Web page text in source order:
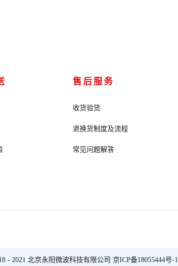
售后服务
收货验货
退换货制度及流程
常见问题解答
- 2021 北京永阳微波科技有限公司 京ICP备18055444号-1